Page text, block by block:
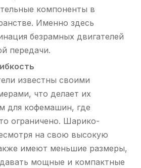
компоненты в
Именно здесь
безрамных двигателей
передачи.
известны своими
что делает их
для кофемашин, где
ограничено. Шарико-
на свою высокую
имеют меньшие размеры,
мощные и компактные